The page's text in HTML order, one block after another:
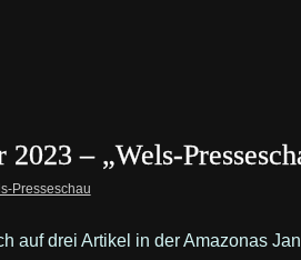
– „Wels-
Presseschau
auf drei Artikel in der Amazonas